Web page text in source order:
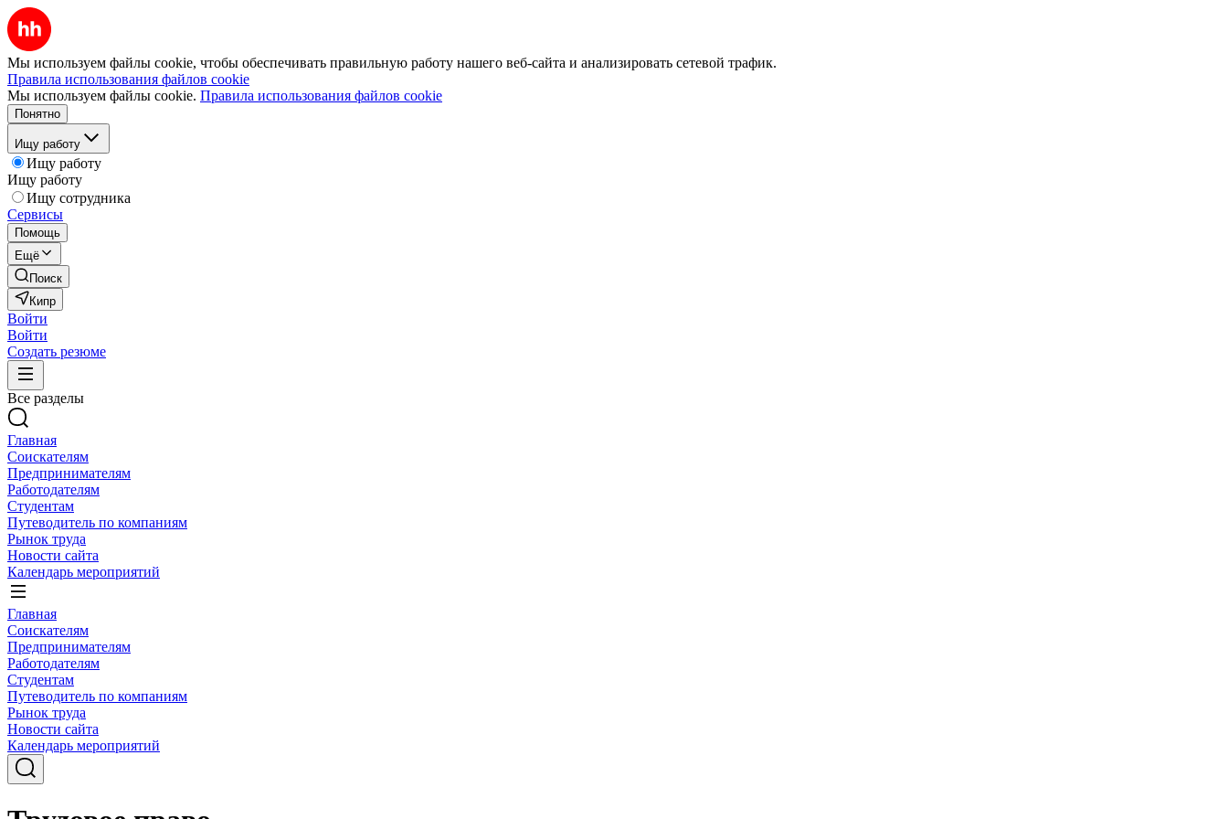
Мы используем файлы cookie, чтобы обеспечивать правильную работу нашего веб-сайта и анализировать сетевой трафик.
Правила использования файлов cookie
Мы используем файлы cookie. Правила использования файлов cookie
Понятно
Ищу работу
Ищу работу
Ищу работу
Ищу сотрудника
Сервисы
Помощь
Ещё
Поиск
Кипр
Войти
Войти
Создать резюме
Все разделы
Главная
Соискателям
Предпринимателям
Работодателям
Студентам
Путеводитель по компаниям
Рынок труда
Новости сайта
Календарь мероприятий
Главная
Соискателям
Предпринимателям
Работодателям
Студентам
Путеводитель по компаниям
Рынок труда
Новости сайта
Календарь мероприятий